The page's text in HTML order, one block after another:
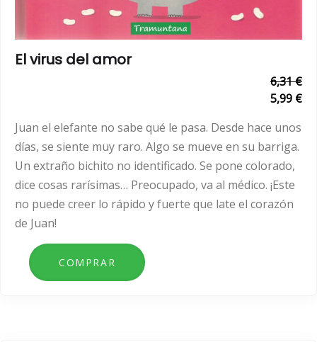
El virus del amor
6,31 €
5,99 €
Juan el elefante no sabe qué le pasa. Desde hace unos
días, se siente muy raro. Algo se mueve en su barriga.
Un extraño bichito no identificado. Se pone colorado,
dice cosas rarísimas… Preocupado, va al médico. ¡Este
no puede creer lo rápido y fuerte que late el corazón
de Juan!